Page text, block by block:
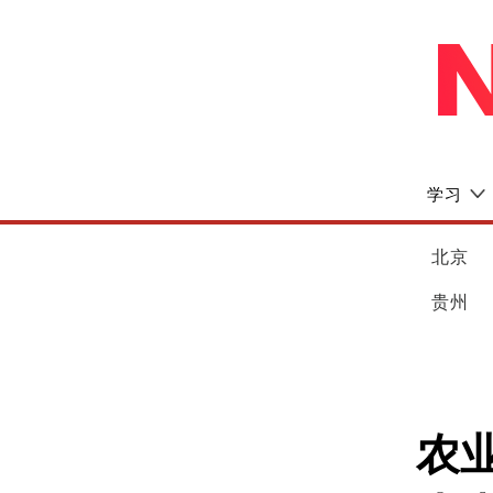
学习
北京
贵州
农